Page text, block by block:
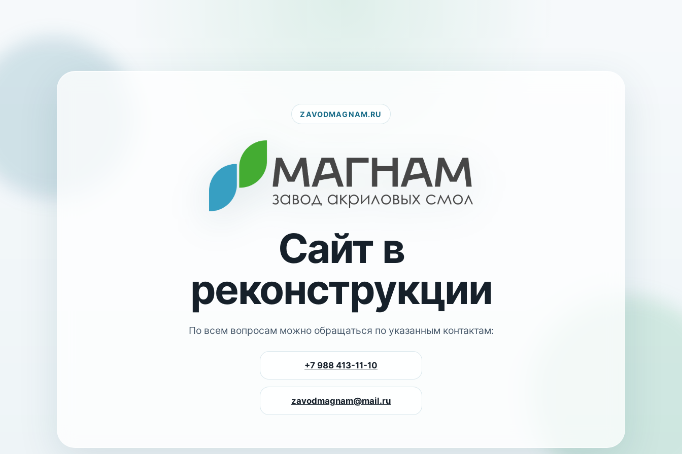
ZAVODMAGNAM.RU
Сайт в
реконструкции
По всем вопросам можно обращаться по указанным контактам:
+7 988 413-11-10
zavodmagnam@mail.ru